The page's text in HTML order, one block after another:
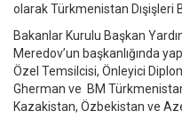
olarak Türkmenistan Dışişleri
Bakanlar Kurulu Başkan
Meredov’un başkanlığında
Özel Temsilcisi, Önleyici
Gherman ve BM
Kazakistan, Özbekistan ve